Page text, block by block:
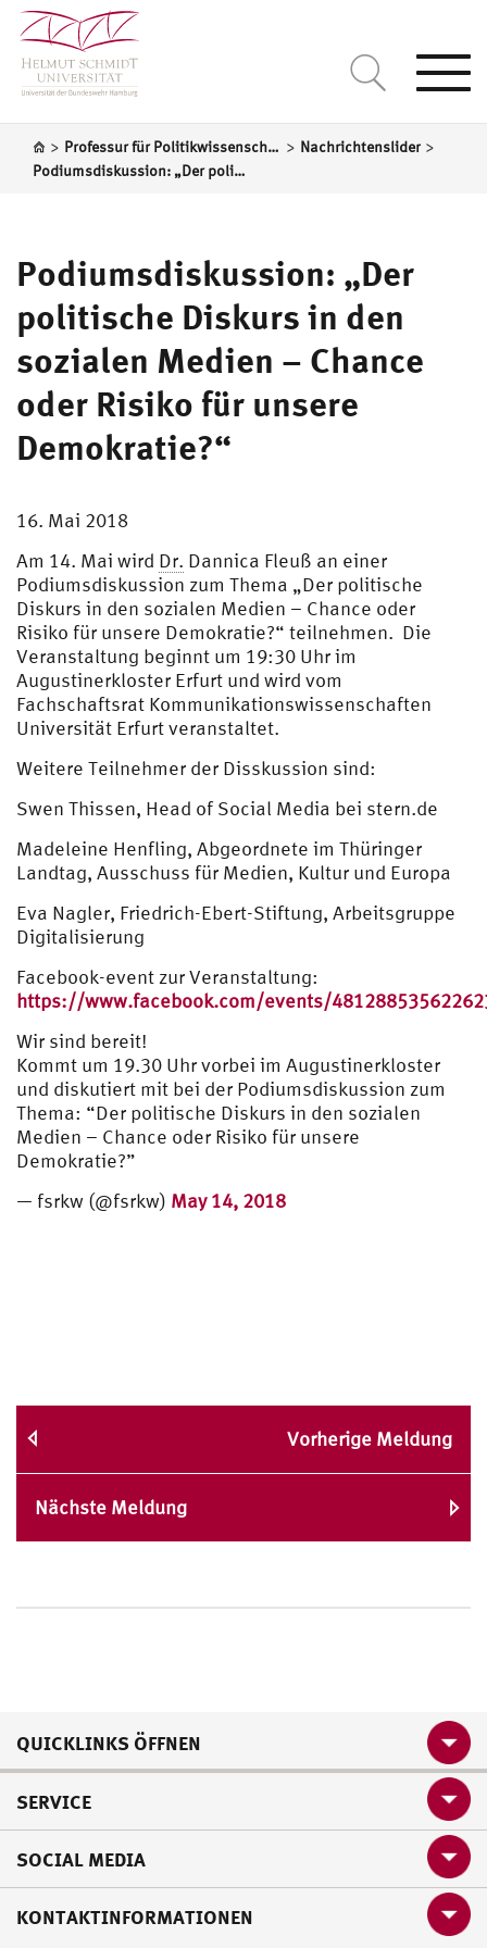
> Professur für Politikwissenschaft, insbesondere Politische Theorie/Schaal > Nachrichtenslider >
Podiumsdiskussion: „Der politische Diskurs in den sozialen Medien – Chance oder Risiko für unsere Demokratie?“
Podiumsdiskussion: „Der
politische Diskurs in den
sozialen Medien – Chance
oder Risiko für unsere
Demokratie?“
16. Mai 2018
Am 14. Mai wird Dr. Dannica Fleuß an einer
Podiumsdiskussion zum Thema „Der politische
Diskurs in den sozialen Medien – Chance oder
Risiko für unsere Demokratie?“ teilnehmen. Die
Veranstaltung beginnt um 19:30 Uhr im
Augustinerkloster Erfurt und wird vom
Fachschaftsrat Kommunikationswissenschaften
Universität Erfurt veranstaltet.
Weitere Teilnehmer der Disskussion sind:
Swen Thissen, Head of Social Media bei stern.de
Madeleine Henfling, Abgeordnete im Thüringer
Landtag, Ausschuss für Medien, Kultur und Europa
Eva Nagler, Friedrich-Ebert-Stiftung, Arbeitsgruppe
Digitalisierung
Facebook-event zur Veranstaltung:
https://www.facebook.com/events/
Wir sind bereit!
Kommt um 19.30 Uhr vorbei im Augustinerkloster
und diskutiert mit bei der Podiumsdiskussion zum
Thema: “Der politische Diskurs in den sozialen
Medien – Chance oder Risiko für unsere
Demokratie?”
— fsrkw (@fsrkw) May 14, 2018
Vorherige Meldung
Nächste Meldung
QUICKLINKS ÖFFNEN
SERVICE
SOCIAL MEDIA
KONTAKTINFORMATIONEN